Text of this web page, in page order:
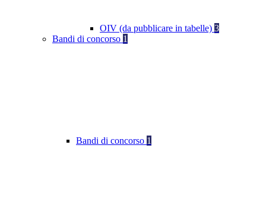
OIV (da pubblicare in tabelle) 3
Bandi di concorso 1
Bandi di concorso 1